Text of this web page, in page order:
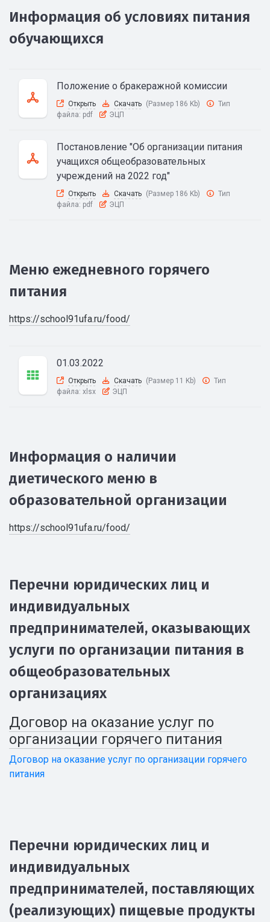
Информация об условиях питания
обучающихся
Положение о бракеражной комиссии
Открыть Скачать (Размер 186 Kb)
Тип
файла: pdf ЭЦП
Постановление "Об организации питания
учащихся общеобразовательных
учреждений на 2022 год"
Открыть Скачать (Размер 186 Kb)
Тип
файла: pdf ЭЦП
Меню ежедневного горячего
питания
https://school91ufa.ru/food/
01.03.2022
Открыть Скачать (Размер 11 Kb)
Тип
файла: xlsx ЭЦП
Информация о наличии
диетического меню в
образовательной организации
https://school91ufa.ru/food/
Перечни юридических лиц и
индивидуальных
предпринимателей, оказывающих
услуги по организации питания в
общеобразовательных
организациях
Договор на оказание услуг по
организации горячего питания
Договор на оказание услуг по организации горячего
питания
Перечни юридических лиц и
индивидуальных
предпринимателей, поставляющих
(реализующих) пищевые продукты